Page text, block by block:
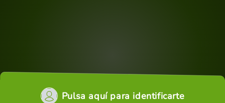
Pulsa aquí para identificarte